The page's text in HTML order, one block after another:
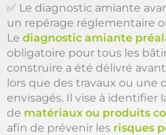
✅ Le diagnostic amiante
un repérage réglementaire
Le diagnostic amiante
obligatoire pour tous les
construire a été délivré
lors que des travaux ou une
envisagés. Il vise à identifier
de matériaux ou produits
afin de prévenir les risques